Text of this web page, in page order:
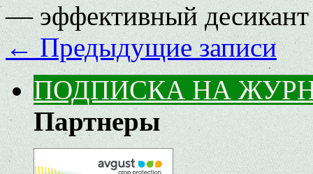
— эффективный десикант
←Предыдущие записи
ПОДПИСКА НА
Партнеры